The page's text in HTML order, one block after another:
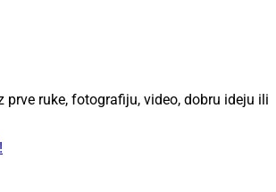
ruke, fotografiju, video, dobru ideju ili